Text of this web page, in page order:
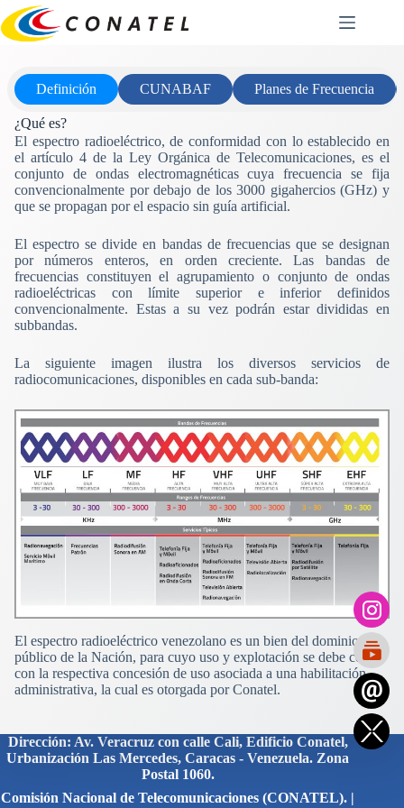
Saltar
al
contenido
Definición CUNABAF Planes de Frecuencia
¿Qué es?
El espectro radioeléctrico, de conformidad con lo establecido en
el artículo 4 de la Ley Orgánica de Telecomunicaciones, es el
conjunto de ondas electromagnéticas cuya frecuencia se fija
convencionalmente por debajo de los 3000 gigahercios (GHz) y
que se propagan por el espacio sin guía artificial.
El espectro se divide en bandas de frecuencias que se designan
por números enteros, en orden creciente. Las bandas de
frecuencias constituyen el agrupamiento o conjunto de ondas
radioeléctricas con límite superior e inferior definidos
convencionalmente. Estas a su vez podrán estar divididas en
subbandas.
La siguiente imagen ilustra los diversos servicios de
radiocomunicaciones, disponibles en cada sub-banda:
El espectro radioeléctrico venezolano es un bien del dominio
público de la Nación, para cuyo uso y explotación se debe contar
con la respectiva concesión de uso asociada a una habilitación
administrativa, la cual es otorgada por Conatel.
Dirección: Av. Veracruz con calle Cali, Edificio Conatel,
Urbanización Las Mercedes, Caracas - Venezuela. Zona
Postal 1060.
Comisión Nacional de Telecomunicaciones (CONATEL). |